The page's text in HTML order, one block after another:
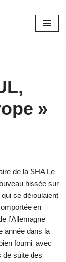
»
de la SHA Le
hissée sur
se déroulaient
en
l’Allemagne
année dans la
fourni, avec
de suite des